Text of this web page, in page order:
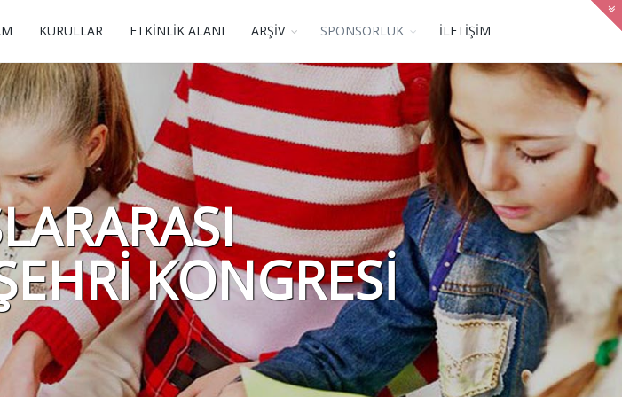
KURULLAR ETKİNLİK ALANI ARŞİV SPONSORLUK İLETİŞİM
KONGRESİ